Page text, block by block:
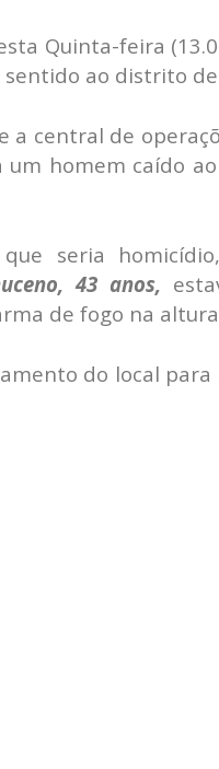
Quinta-feira
sentido ao distrito
a central de
homem caído
seria
43 anos,
de fogo na
do local